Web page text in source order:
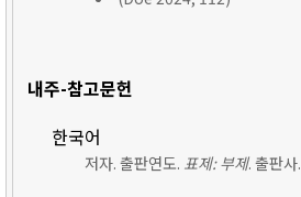
내주-참고문헌
한국어
저자. 출판연도. 표제: 부제. 출판사.